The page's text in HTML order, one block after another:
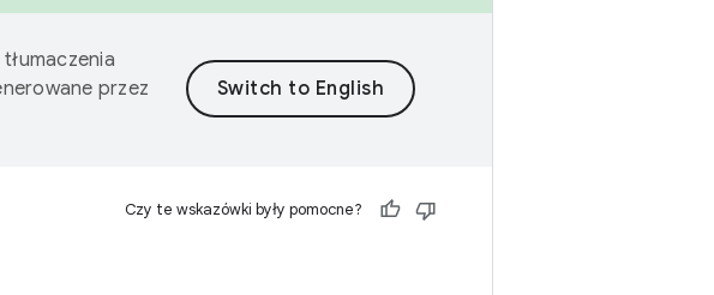
przez
Czy te wskazówki były pomocne?